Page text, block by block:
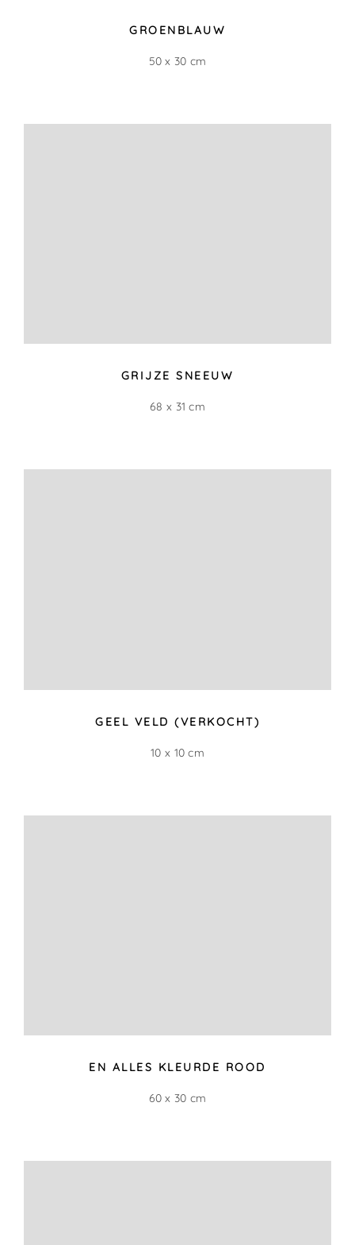
DE DAG VOORBIJ…
43 x 92 cm
BLOEDMOOIE LUCHTEN (VERKOCHT)
15 x 30 cm
BITTER GROEN (VERKOCHT)
30 x 15 cm
ACHTER DE COULISSSEN
39 x 20 cm